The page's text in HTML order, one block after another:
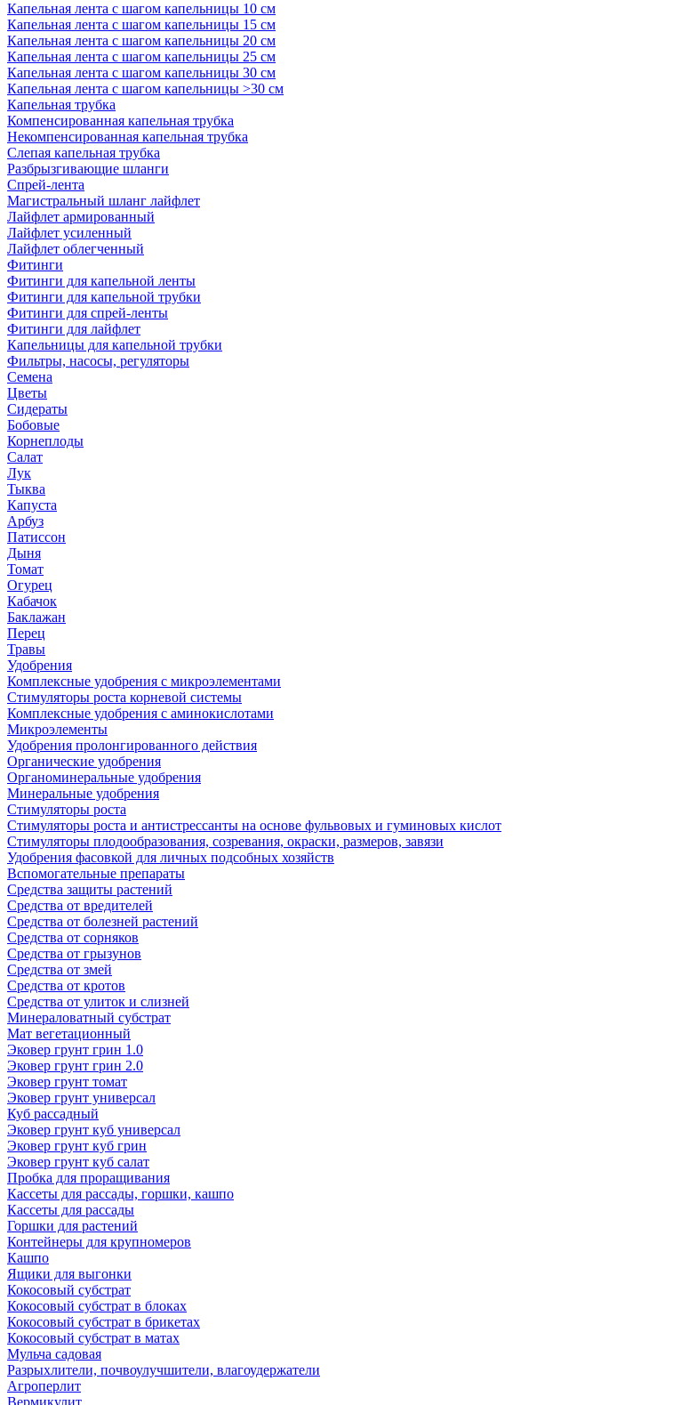
Капельная лента с шагом капельницы 10 см
Капельная лента с шагом капельницы 15 см
Капельная лента с шагом капельницы 20 см
Капельная лента с шагом капельницы 25 см
Капельная лента с шагом капельницы 30 см
Капельная лента с шагом капельницы >30 см
Капельная трубка
Компенсированная капельная трубка
Некомпенсированная капельная трубка
Слепая капельная трубка
Разбрызгивающие шланги
Спрей-лента
Магистральный шланг лайфлет
Лайфлет армированный
Лайфлет усиленный
Лайфлет облегченный
Фитинги
Фитинги для капельной ленты
Фитинги для капельной трубки
Фитинги для спрей-ленты
Фитинги для лайфлет
Капельницы для капельной трубки
Фильтры, насосы, регуляторы
Семена
Цветы
Сидераты
Бобовые
Корнеплоды
Салат
Лук
Тыква
Капуста
Арбуз
Патиссон
Дыня
Томат
Огурец
Кабачок
Баклажан
Перец
Травы
Удобрения
Комплексные удобрения с микроэлементами
Стимуляторы роста корневой системы
Комплексные удобрения с аминокислотами
Микроэлементы
Удобрения пролонгированного действия
Органические удобрения
Органоминеральные удобрения
Минеральные удобрения
Стимуляторы роста
Стимуляторы роста и антистрессанты на основе фульвовых и гуминовых кислот
Стимуляторы плодообразования, созревания, окраски, размеров, завязи
Удобрения фасовкой для личных подсобных хозяйств
Вспомогательные препараты
Средства защиты растений
Средства от вредителей
Средства от болезней растений
Средства от сорняков
Средства от грызунов
Средства от змей
Средства от кротов
Средства от улиток и слизней
Минераловатный субстрат
Мат вегетационный
Эковер грунт грин 1.0
Эковер грунт грин 2.0
Эковер грунт томат
Эковер грунт универсал
Куб рассадный
Эковер грунт куб универсал
Эковер грунт куб грин
Эковер грунт куб салат
Пробка для проращивания
Кассеты для рассады, горшки, кашпо
Кассеты для рассады
Горшки для растений
Контейнеры для крупномеров
Кашпо
Ящики для выгонки
Кокосовый субстрат
Кокосовый субстрат в блоках
Кокосовый субстрат в брикетах
Кокосовый субстрат в матах
Мульча садовая
Разрыхлители, почвоулучшители, влагоудержатели
Агроперлит
Вермикулит